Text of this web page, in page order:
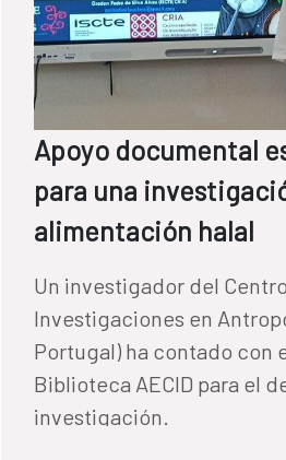
Apoyo documental
para una
alimentación halal
Un investigador del
Investigaciones en
Portugal) ha contado con
Biblioteca AECID para el
investigación.